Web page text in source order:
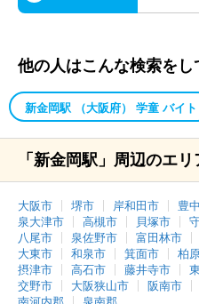
他の人はこんな検索をし
新金岡駅 （大阪府） 学童 バイト
「新金岡駅」周辺のエリ
大阪市 堺市 岸和田市 豊
泉大津市
高槻市 貝塚市
八尾市
泉佐野市 富田林市
大東市
和泉市 箕面市 柏
摂津市
高石市 藤井寺市
交野市
大阪狭山市 阪南市